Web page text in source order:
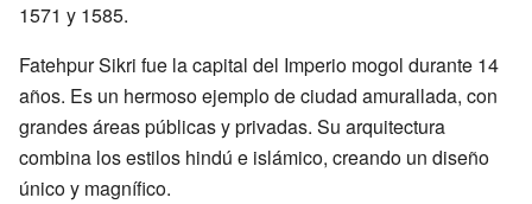
1571 y 1585.
Fatehpur Sikri fue la capital del Imperio mogol durante 14
años. Es un hermoso ejemplo de ciudad amurallada, con
grandes áreas públicas y privadas. Su arquitectura
combina los estilos hindú e islámico, creando un diseño
único y magnífico.